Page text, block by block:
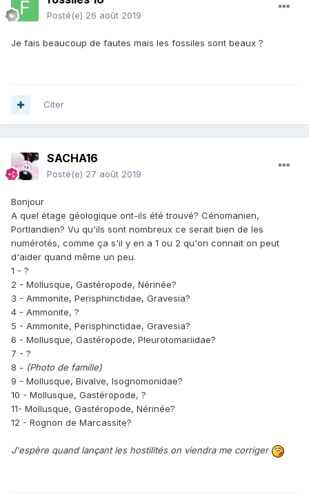
Posté(e) 26 août 2019
Je fais beaucoup de fautes mais les fossiles sont beaux ?
Citer
SACHA16
Posté(e) 27 août 2019
Bonjour
A quel étage géologique ont-ils été trouvé? Cénomanien,
Portlandien? Vu qu'ils sont nombreux ce serait bien de les
numérotés, comme ça s'il y en a 1 ou 2 qu'on connait on peut
d'aider quand même un peu.
1 - ?
2 - Mollusque, Gastéropode, Nérinée?
3 - Ammonite, Perisphinctidae, Gravesia?
4 - Ammonite, ?
5 - Ammonite, Perisphinctidae, Gravesia?
6 - Mollusque, Gastéropode, Pleurotomariidae?
7 - ?
8 - (Photo de famille)
9 - Mollusque, Bivalve, Isognomonidae?
10 - Mollusque, Gastéropode, ?
11- Mollusque, Gastéropode, Nérinée?
12 - Rognon de Marcassite?
J'espère quand lançant les hostilités on viendra me corriger